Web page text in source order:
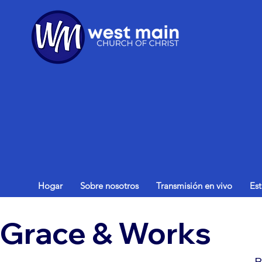
Hogar Sobre nosotros Transmisión en vivo
Grace & Works